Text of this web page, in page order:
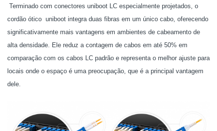
Terminado com conectores uniboot LC especialmente projetados, o
cordão ótico uniboot integra duas fibras em um único cabo, oferecendo
significativamente mais vantagens em ambientes de cabeamento de
alta densidade. Ele reduz a contagem de cabos em até 50% em
comparação com os cabos LC padrão e representa o melhor ajuste para
locais onde o espaço é uma preocupação, que é a principal vantagem
dele.